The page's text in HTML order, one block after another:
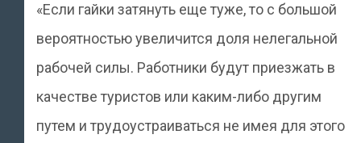
«Если гайки затянуть еще туже, то с большой
вероятностью увеличится доля нелегальной
рабочей силы. Работники будут приезжать в
качестве туристов или каким-либо другим
путем и трудоустраиваться не имея для этого